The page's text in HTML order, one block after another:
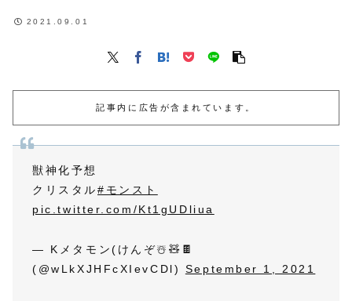
2021.09.01
記事内に広告が含まれています。
獣神化予想
クリスタル#モンスト
pic.twitter.com/Kt1gUDliua
— Kメタモン(けんぞ☃️🧸🍫
(@wLkXJHFcXIevCDl) September 1, 2021